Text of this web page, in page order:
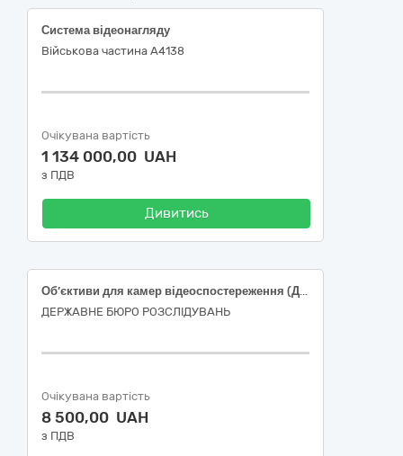
Система відеонагляду
Військова частина А4138
Очікувана вартість
1 134 000,00 UAH
з ПДВ
Дивитись
Об’єктиви для камер відеоспостереження (ДК 021:2015: 32230000-4 Апаратура для передавання радіосигналу з приймальним пристроєм)
ДЕРЖАВНЕ БЮРО РОЗСЛІДУВАНЬ
Очікувана вартість
8 500,00 UAH
з ПДВ